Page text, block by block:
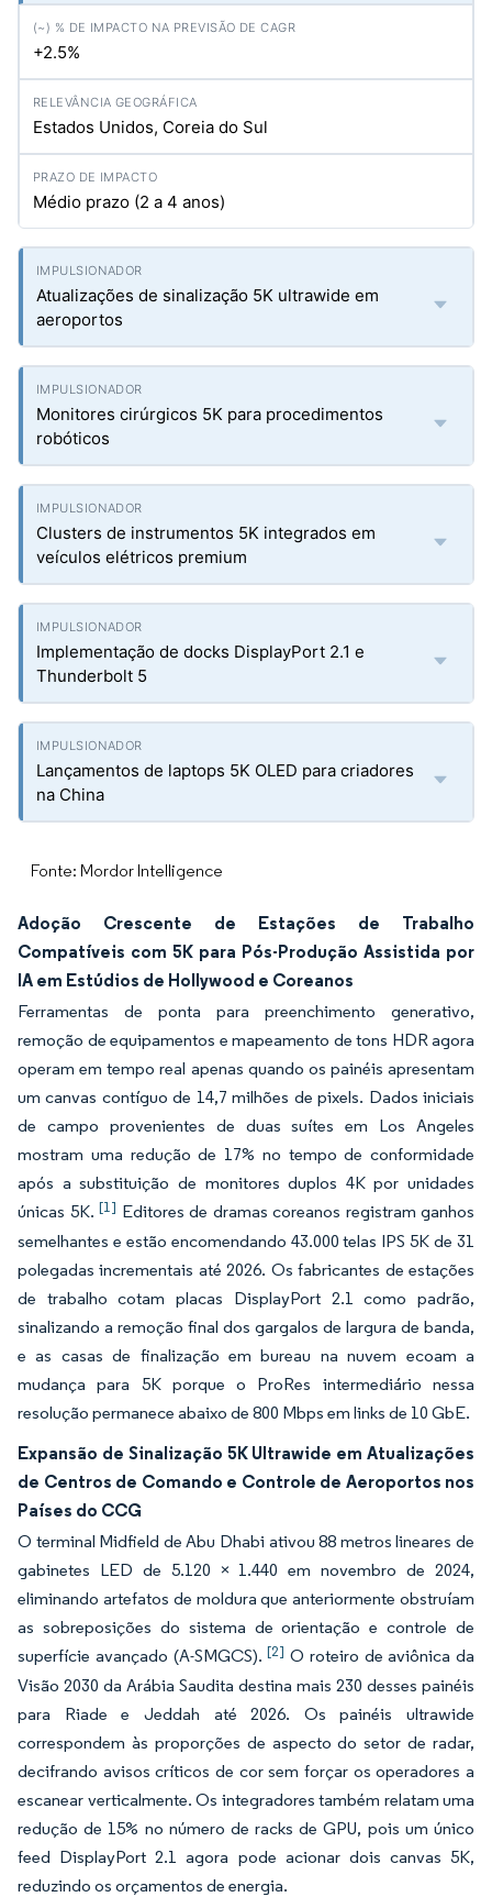
+2.5%
Estados Unidos, Coreia do Sul
Médio prazo (2 a 4 anos)
Atualizações de sinalização 5K ultrawide em
aeroportos
Monitores cirúrgicos 5K para procedimentos
robóticos
Clusters de instrumentos 5K integrados em
veículos elétricos premium
Implementação de docks DisplayPort 2.1 e
Thunderbolt 5
Lançamentos de laptops 5K OLED para criadores
na China
Fonte: Mordor Intelligence
Adoção Crescente de Estações de Trabalho
Compatíveis com 5K para Pós-Produção Assistida por
IA em Estúdios de Hollywood e Coreanos
Ferramentas de ponta para preenchimento generativo,
remoção de equipamentos e mapeamento de tons HDR agora
operam em tempo real apenas quando os painéis apresentam
um canvas contíguo de 14,7 milhões de pixels. Dados iniciais
de campo provenientes de duas suítes em Los Angeles
mostram uma redução de 17% no tempo de conformidade
após a substituição de monitores duplos 4K por unidades
únicas 5K. [1] Editores de dramas coreanos registram ganhos
semelhantes e estão encomendando 43.000 telas IPS 5K de 31
polegadas incrementais até 2026. Os fabricantes de estações
de trabalho cotam placas DisplayPort 2.1 como padrão,
sinalizando a remoção final dos gargalos de largura de banda,
e as casas de finalização em bureau na nuvem ecoam a
mudança para 5K porque o ProRes intermediário nessa
resolução permanece abaixo de 800 Mbps em links de 10 GbE.
Expansão de Sinalização 5K Ultrawide em Atualizações
de Centros de Comando e Controle de Aeroportos nos
Países do CCG
O terminal Midfield de Abu Dhabi ativou 88 metros lineares de
gabinetes LED de 5.120 × 1.440 em novembro de 2024,
eliminando artefatos de moldura que anteriormente obstruíam
as sobreposições do sistema de orientação e controle de
superfície avançado (A-SMGCS).[2] O roteiro de aviônica da
Visão 2030 da Arábia Saudita destina mais 230 desses painéis
para Riade e Jeddah até 2026. Os painéis ultrawide
correspondem às proporções de aspecto do setor de radar,
decifrando avisos críticos de cor sem forçar os operadores a
escanear verticalmente. Os integradores também relatam uma
redução de 15% no número de racks de GPU, pois um único
feed DisplayPort 2.1 agora pode acionar dois canvas 5K,
reduzindo os orçamentos de energia.